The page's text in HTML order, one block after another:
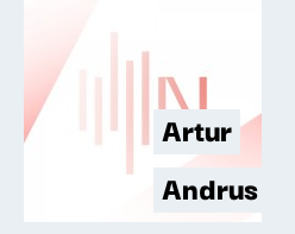
Artur
Andrus